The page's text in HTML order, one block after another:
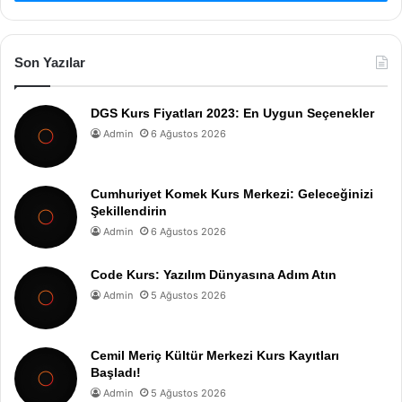
Son Yazılar
DGS Kurs Fiyatları 2023: En Uygun Seçenekler
Admin 6 Ağustos 2026
Cumhuriyet Komek Kurs Merkezi: Geleceğinizi
Şekillendirin
Admin 6 Ağustos 2026
Code Kurs: Yazılım Dünyasına Adım Atın
Admin 5 Ağustos 2026
Cemil Meriç Kültür Merkezi Kurs Kayıtları
Başladı!
Admin 5 Ağustos 2026